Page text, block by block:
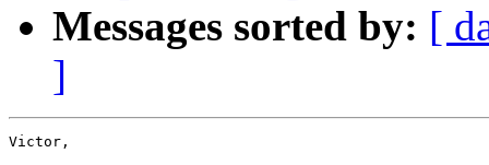
Messages sorted by: [
]
Victor,